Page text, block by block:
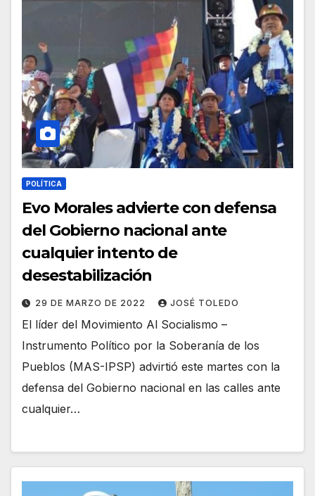
POLÍTICA
Evo Morales advierte con defensa
del Gobierno nacional ante
cualquier intento de
desestabilización
29 DE MARZO DE 2022 JOSÉ TOLEDO
El líder del Movimiento Al Socialismo –
Instrumento Político por la Soberanía de los
Pueblos (MAS-IPSP) advirtió este martes con la
defensa del Gobierno nacional en las calles ante
cualquier…